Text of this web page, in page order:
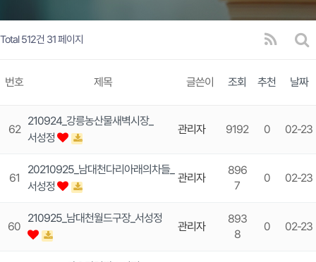
Total 512건 31 페이지
번호 제목 글쓴이 조회 추천 날짜
62
210924_강릉농산물새벽시장_
서성정
관리자 9192 0 02-23
61
20210925_남대천다리아래의차들_
서성정
관리자
896
7
0 02-23
60
210925_남대천월드구장_서성정
관리자
893
8
0 02-23